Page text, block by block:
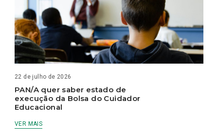
22 de julho de 2026
PAN/A quer saber estado de
execução da Bolsa do Cuidador
Educacional
VER MAIS